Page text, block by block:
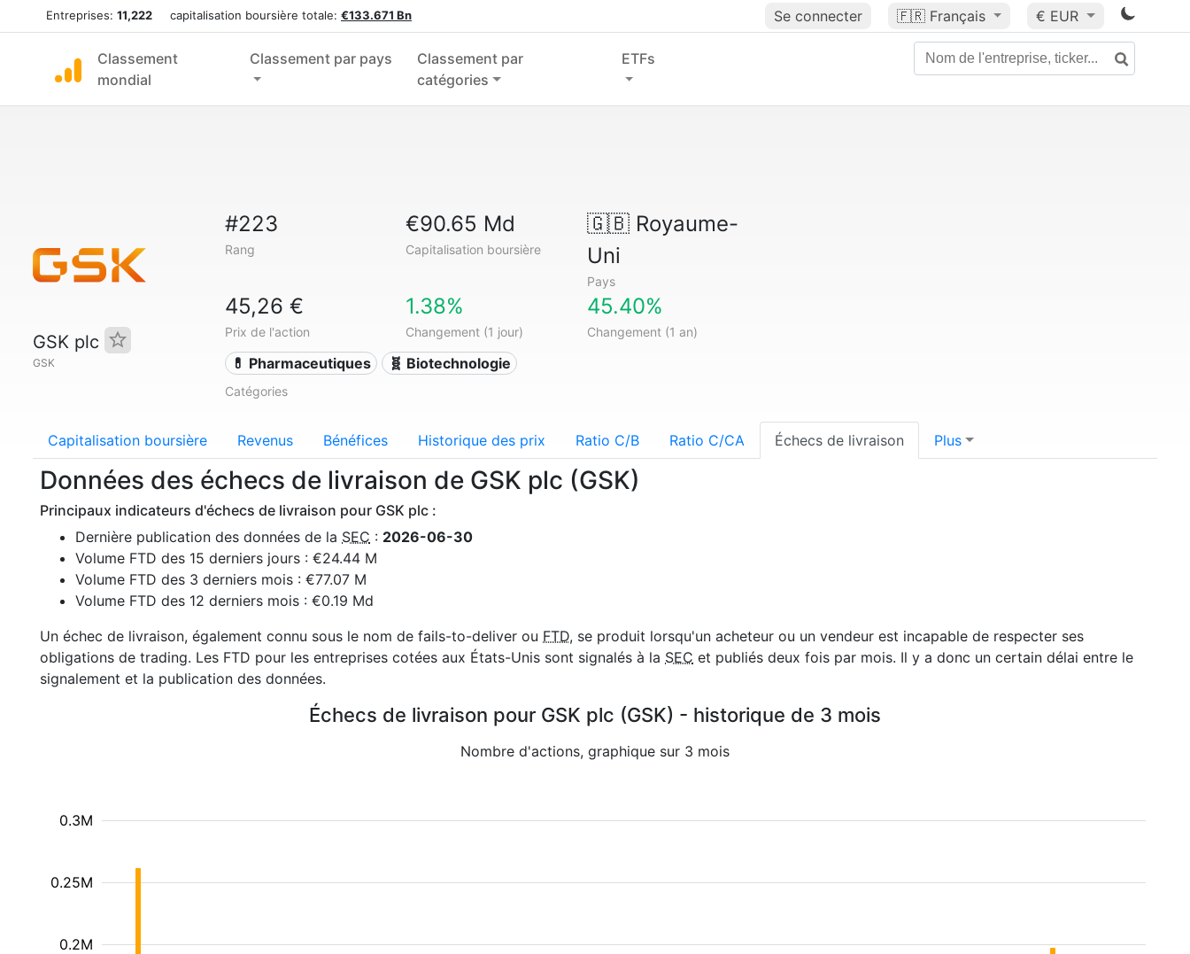
Entreprises: 11,222 capitalisation boursière totale: €133.671 Bn Se connecter 🇫🇷 Français € EUR
Classement
mondial
Classement par pays
Classement par
catégories
ETFs
GSK plc
GSK
#223
Rang
€90.65 Md
Capitalisation boursière
🇬🇧Royaume-
Uni
Pays
45,26 €
Prix de l'action
1.38%
Changement (1 jour)
45.40%
Changement (1 an)
💊 Pharmaceutiques 🧬 Biotechnologie
Catégories
Capitalisation boursière Revenus Bénéfices Historique des prix Ratio C/B Ratio C/CA Échecs de livraison Plus
Données des échecs de livraison de GSK plc (GSK)
Principaux indicateurs d'échecs de livraison pour GSK plc :
Dernière publication des données de la SEC : 2026-06-30
Volume FTD des 15 derniers jours : €24.44 M
Volume FTD des 3 derniers mois : €77.07 M
Volume FTD des 12 derniers mois : €0.19 Md
Un échec de livraison, également connu sous le nom de fails-to-deliver ou FTD, se produit lorsqu'un acheteur ou un vendeur est incapable de respecter ses
obligations de trading. Les FTD pour les entreprises cotées aux États-Unis sont signalés à la SEC et publiés deux fois par mois. Il y a donc un certain délai entre le
signalement et la publication des données.
Échecs de livraison pour GSK plc (GSK) - historique de 3 mois
Nombre d'actions, graphique sur 3 mois
0.2M
0.25M
0.3M